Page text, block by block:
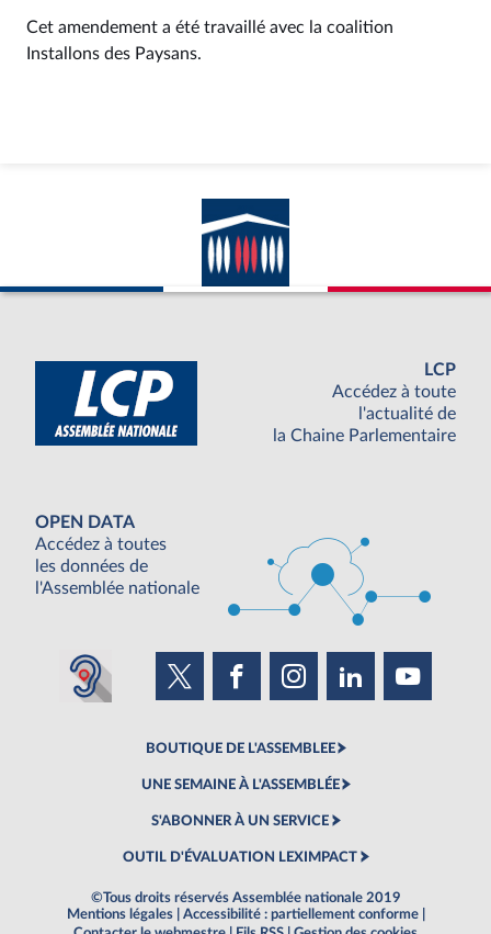
Cet amendement a été travaillé avec la coalition
Installons des Paysans.
LCP
Accédez à toute
l'actualité de
la Chaine Parlementaire
OPEN DATA
Accédez à toutes
les données de
l'Assemblée nationale
BOUTIQUE DE L'ASSEMBLEE
UNE SEMAINE À L'ASSEMBLÉE
S'ABONNER À UN SERVICE
OUTIL D'ÉVALUATION LEXIMPACT
©Tous droits réservés Assemblée nationale 2019
Mentions légales
Accessibilité : partiellement conforme